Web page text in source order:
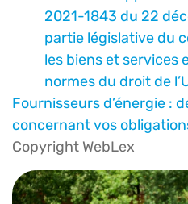
2021-1843 du 22
partie législative du
les biens et services
normes du droit de
Fournisseurs d’énergie :
concernant vos
Copyright WebLex